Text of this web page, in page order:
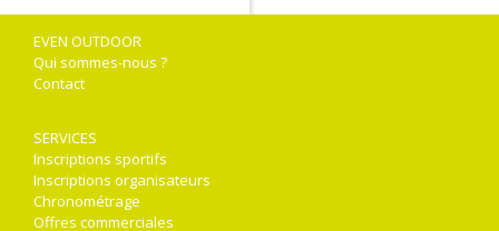
EVEN OUTDOOR
Qui sommes-nous ?
Contact
SERVICES
Inscriptions sportifs
Inscriptions organisateurs
Chronométrage
Offres commerciales